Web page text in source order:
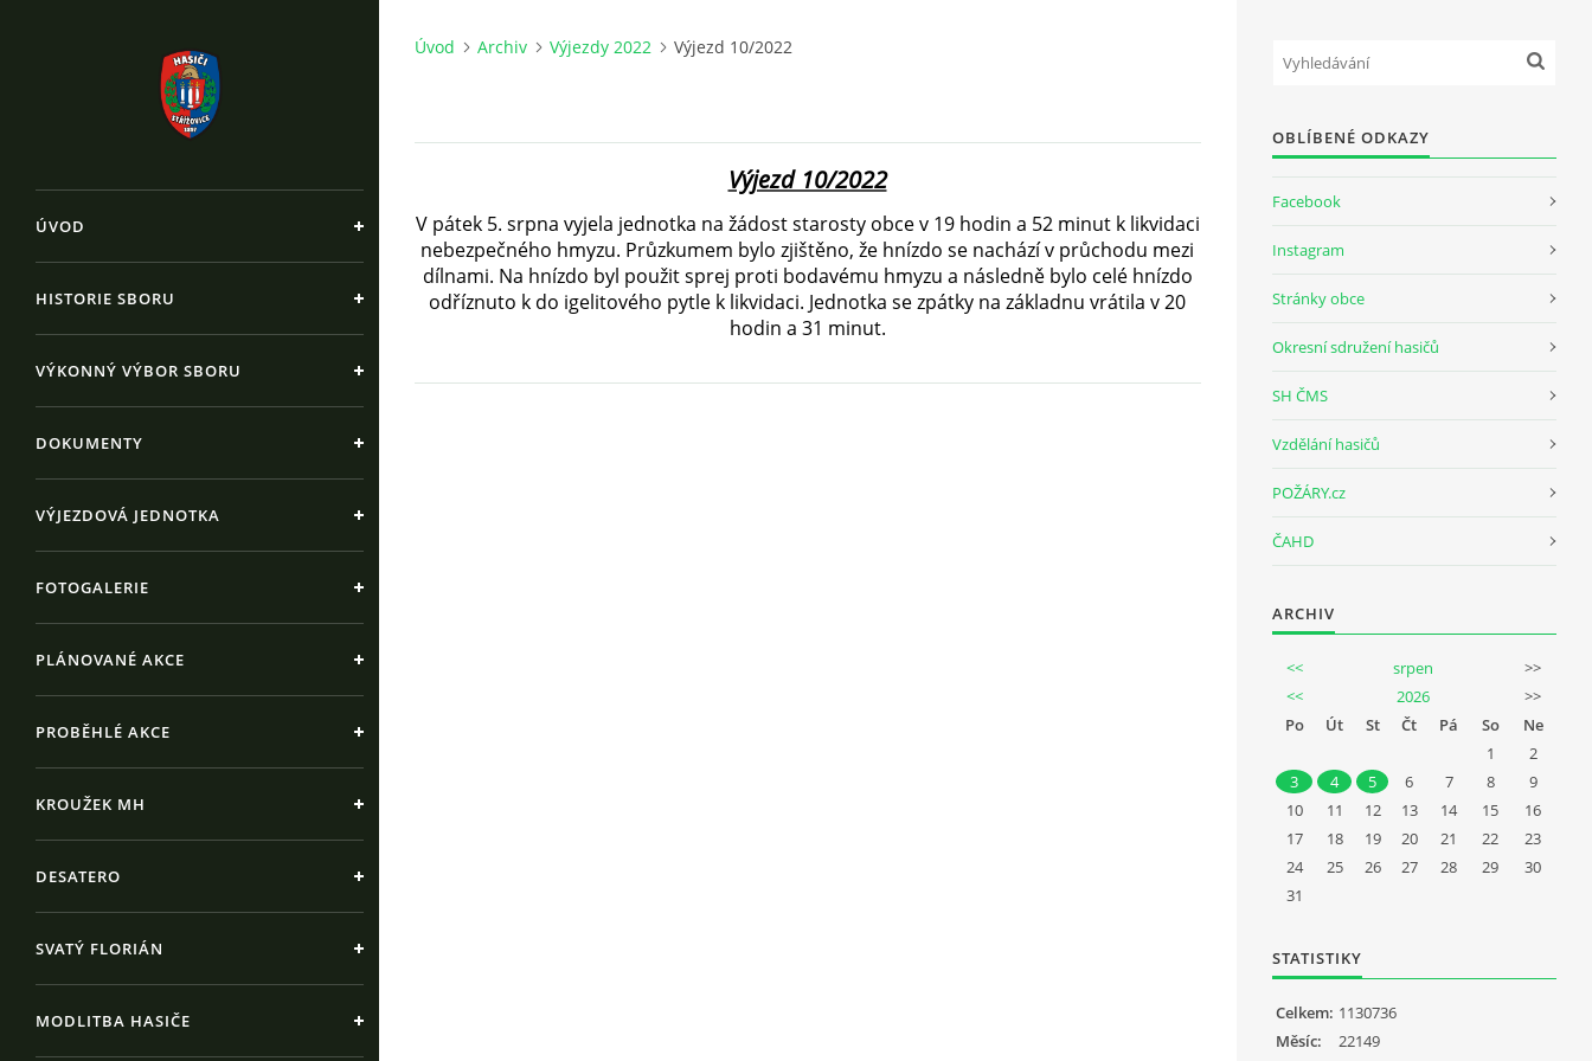
ÚVOD
HISTORIE SBORU
VÝKONNÝ VÝBOR SBORU
DOKUMENTY
VÝJEZDOVÁ JEDNOTKA
FOTOGALERIE
PLÁNOVANÉ AKCE
PROBĚHLÉ AKCE
KROUŽEK MH
DESATERO
SVATÝ FLORIÁN
MODLITBA HASIČE
Úvod Archiv Výjezdy 2022 Výjezd 10/2022
Výjezd 10/2022
V pátek 5. srpna vyjela jednotka na žádost starosty obce v 19 hodin a 52 minut k likvidaci
nebezpečného hmyzu. Průzkumem bylo zjištěno, že hnízdo se nachází v průchodu mezi
dílnami. Na hnízdo byl použit sprej proti bodavému hmyzu a následně bylo celé hnízdo
odříznuto k do igelitového pytle k likvidaci. Jednotka se zpátky na základnu vrátila v 20
hodin a 31 minut.
OBLÍBENÉ ODKAZY
Facebook
Instagram
Stránky obce
Okresní sdružení hasičů
SH ČMS
Vzdělání hasičů
POŽÁRY.cz
ČAHD
ARCHIV
<< srpen
>>
<<
2026
>>
Po
Út St Čt Pá So
Ne
1
2
3
4 5 6 7 8
9
10
11 12 13 14 15
16
17
18 19 20 21 22
23
24
25 26 27 28 29
30
31
STATISTIKY
Celkem: 1130736
Měsíc:
22149